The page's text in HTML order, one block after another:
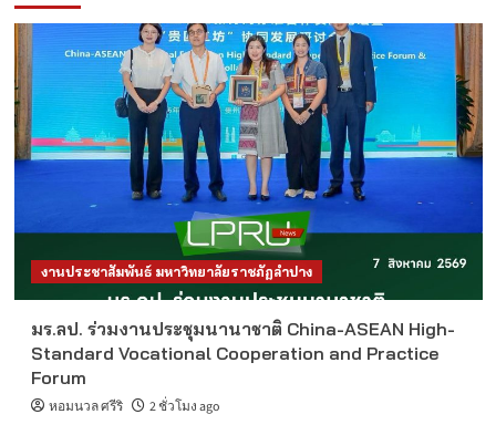
งานประชาสัมพันธ์ มหาวิทยาลัยราชภัฏลำปาง
มร.ลป. ร่วมงานประชุมนานาชาติ China-ASEAN High-
Standard Vocational Cooperation and Practice
Forum
หอมนวล ศรีริ 2 ชั่วโมง ago